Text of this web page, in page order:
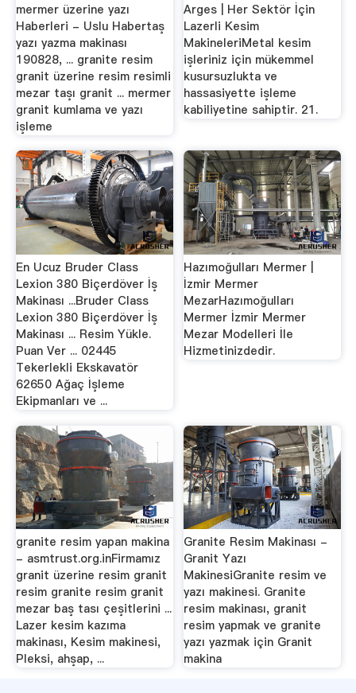
mermer üzerine yazı
Haberleri - Uslu Habertaş
yazı yazma makinası
190828, ... granite resim
granit üzerine resim resimli
mezar taşı granit ... mermer
granit kumlama ve yazı
işleme
Arges | Her Sektör İçin
Lazerli Kesim
MakineleriMetal kesim
işleriniz için mükemmel
kusursuzlukta ve
hassasiyette işleme
kabiliyetine sahiptir. 21.
En Ucuz Bruder Class
Lexion 380 Biçerdöver İş
Makinası ...Bruder Class
Lexion 380 Biçerdöver İş
Makinası ... Resim Yükle.
Puan Ver ... 02445
Tekerlekli Ekskavatör
62650 Ağaç İşleme
Ekipmanları ve ...
Hazımoğulları Mermer |
İzmir Mermer
MezarHazımoğulları
Mermer İzmir Mermer
Mezar Modelleri İle
Hizmetinizdedir.
granite resim yapan makina
- asmtrust.org.inFirmamız
granit üzerine resim granit
resim granite resim granit
mezar baş tası çeşitlerini ...
Lazer kesim kazıma
makinası, Kesim makinesi,
Pleksi, ahşap, ...
Granite Resim Makinası -
Granit Yazı
MakinesiGranite resim ve
yazı makinesi. Granite
resim makinası, granit
resim yapmak ve granite
yazı yazmak için Granit
makina